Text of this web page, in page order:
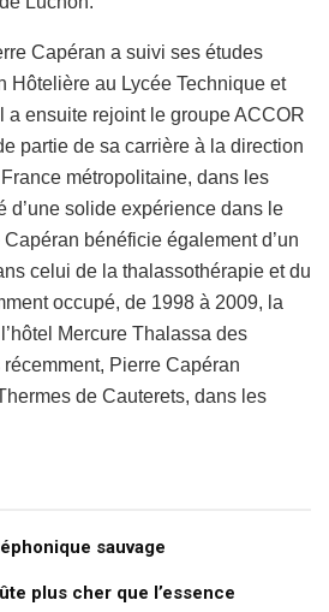
Capéran a suivi ses études
Hôtelière au Lycée Technique et
a ensuite rejoint le groupe ACCOR
partie de sa carrière à la direction
métropolitaine, dans les
d’une solide expérience dans le
bénéficie également d’un
celui de la thalassothérapie et du
occupé, de 1998 à 2009, la
Mercure Thalassa des
Pierre Capéran
de Cauterets, dans les
sauvage
plus cher que l’essence